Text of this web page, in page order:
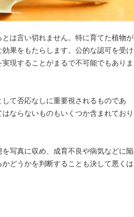
は言い切れません。特に育てた植物が
果をもたらします。公的な認可を受け
現することがまるで不可能でもありま
て否応なしに重要視されるものであ
ならないものもいくつか含まれており
写真に収め、成育不良や病気などに陥
どうかを判断することも決して悪くは